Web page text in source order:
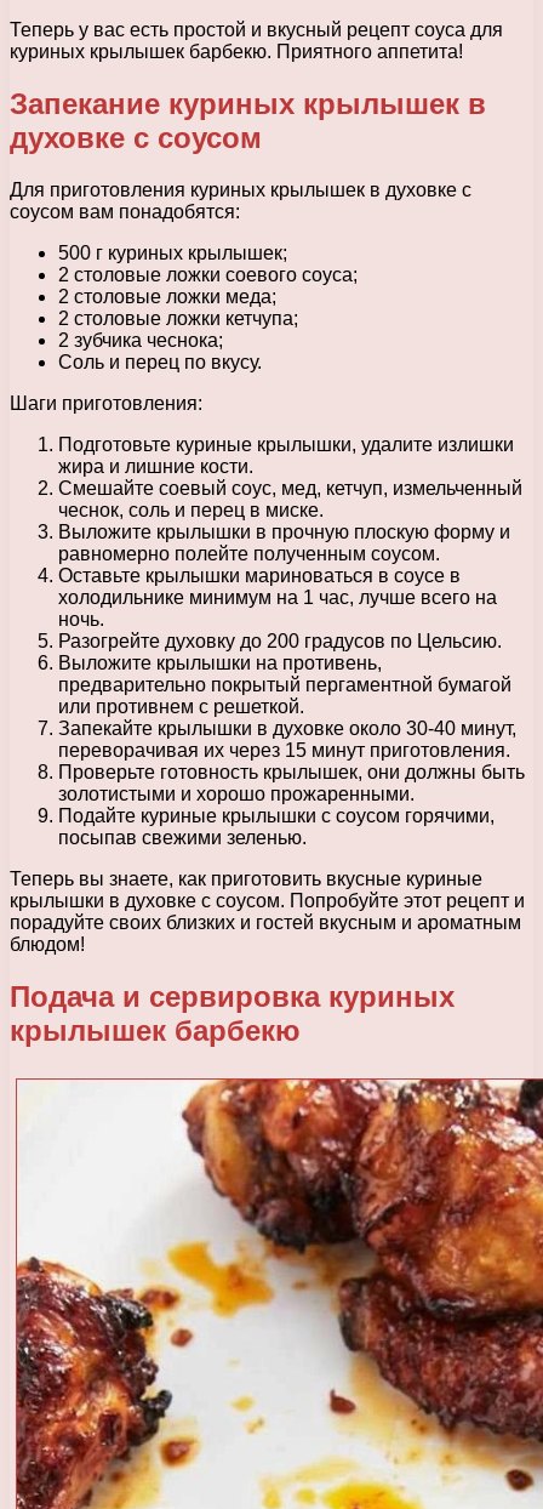
Теперь у вас есть простой и вкусный рецепт соуса для
куриных крылышек барбекю. Приятного аппетита!
Запекание куриных крылышек в
духовке с соусом
Для приготовления куриных крылышек в духовке с
соусом вам понадобятся:
500 г куриных крылышек;
2 столовые ложки соевого соуса;
2 столовые ложки меда;
2 столовые ложки кетчупа;
2 зубчика чеснока;
Соль и перец по вкусу.
Шаги приготовления:
Подготовьте куриные крылышки, удалите излишки
жира и лишние кости.
Смешайте соевый соус, мед, кетчуп, измельченный
чеснок, соль и перец в миске.
Выложите крылышки в прочную плоскую форму и
равномерно полейте полученным соусом.
Оставьте крылышки мариноваться в соусе в
холодильнике минимум на 1 час, лучше всего на
ночь.
Разогрейте духовку до 200 градусов по Цельсию.
Выложите крылышки на противень,
предварительно покрытый пергаментной бумагой
или противнем с решеткой.
Запекайте крылышки в духовке около 30-40 минут,
переворачивая их через 15 минут приготовления.
Проверьте готовность крылышек, они должны быть
золотистыми и хорошо прожаренными.
Подайте куриные крылышки с соусом горячими,
посыпав свежими зеленью.
Теперь вы знаете, как приготовить вкусные куриные
крылышки в духовке с соусом. Попробуйте этот рецепт и
порадуйте своих близких и гостей вкусным и ароматным
блюдом!
Подача и сервировка куриных
крылышек барбекю